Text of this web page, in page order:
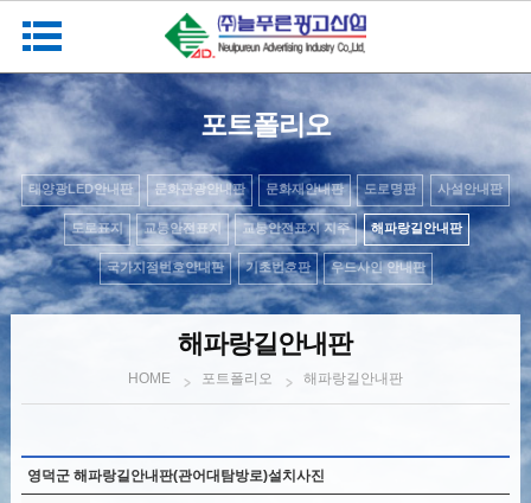
포트폴리오
태양광LED안내판 문화관광안내판 문화재안내판 도로명판 사설안내판
도로표지 교통안전표지 교통안전표지 지주 해파랑길안내판
국가지점번호안내판 기초번호판 우드사인 안내판
해파랑길안내판
HOME 포트폴리오 해파랑길안내판
영덕군 해파랑길안내판(관어대탐방로)설치사진